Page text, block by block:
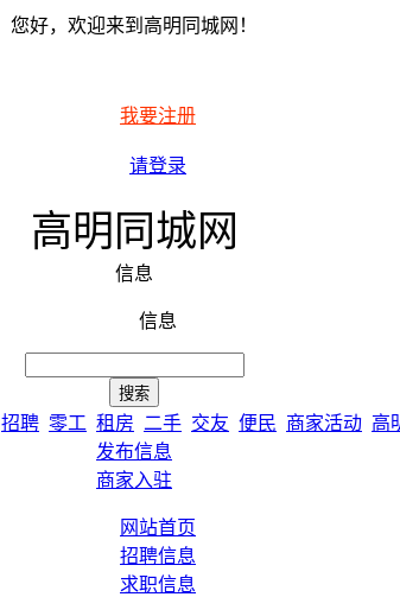
您好，欢迎来到高明同城网！
我要注册
请登录
高明同城网
信息
信息
招聘 零工 租房 二手 交友 便民 商家活动 高
发布信息
商家入驻
网站首页
招聘信息
求职信息